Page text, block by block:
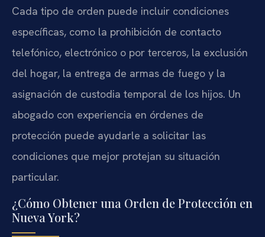
Cada tipo de orden puede incluir condiciones
específicas, como la prohibición de contacto
telefónico, electrónico o por terceros, la exclusión
del hogar, la entrega de armas de fuego y la
asignación de custodia temporal de los hijos. Un
abogado con experiencia en órdenes de
protección puede ayudarle a solicitar las
condiciones que mejor protejan su situación
particular.
¿Cómo Obtener una Orden de Protección en
Nueva York?